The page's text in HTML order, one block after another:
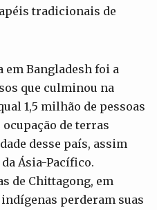
tradicionais de
em Bangladesh foi a
que culminou na
1,5 milhão de pessoas
de terras
desse país, assim
Ásia-Pacífico.
de Chittagong, em
perderam suas